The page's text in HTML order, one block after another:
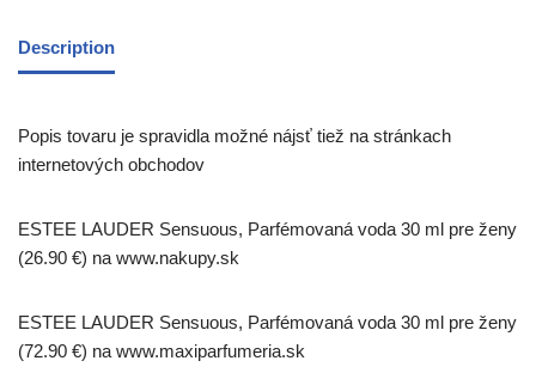
Description
Popis tovaru je spravidla možné nájsť tiež na stránkach
internetových obchodov
ESTEE LAUDER Sensuous, Parfémovaná voda 30 ml pre ženy
(26.90 €) na www.nakupy.sk
ESTEE LAUDER Sensuous, Parfémovaná voda 30 ml pre ženy
(72.90 €) na www.maxiparfumeria.sk